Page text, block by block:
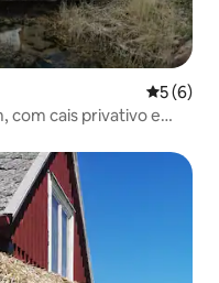
5 de
5 (6)
com cais privativo e